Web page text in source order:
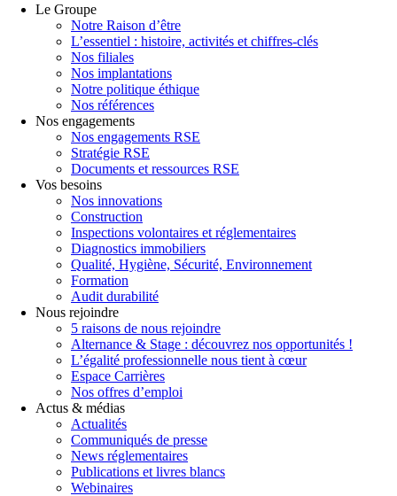
Le Groupe
Notre Raison d’être
L’essentiel : histoire, activités et chiffres-clés
Nos filiales
Nos implantations
Notre politique éthique
Nos références
Nos engagements
Nos engagements RSE
Stratégie RSE
Documents et ressources RSE
Vos besoins
Nos innovations
Construction
Inspections volontaires et réglementaires
Diagnostics immobiliers
Qualité, Hygiène, Sécurité, Environnement
Formation
Audit durabilité
Nous rejoindre
5 raisons de nous rejoindre
Alternance & Stage : découvrez nos opportunités !
L’égalité professionnelle nous tient à cœur
Espace Carrières
Nos offres d’emploi
Actus & médias
Actualités
Communiqués de presse
News réglementaires
Publications et livres blancs
Webinaires